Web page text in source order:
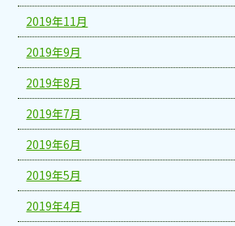
2019年11月
2019年9月
2019年8月
2019年7月
2019年6月
2019年5月
2019年4月